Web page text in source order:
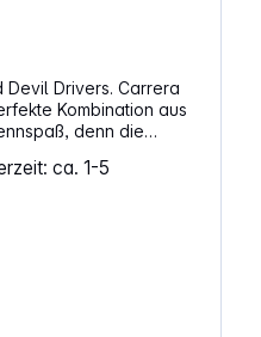
Devil Drivers. Carrera
Kombination aus
denn die
vollkommen frei
die Fahrbahn düsen.
ermöglicht ein
ca. 1-5